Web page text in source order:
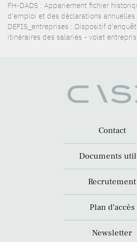
FH-DADS : Appariement fichier
d'emploi et des déclarations annuelles
DEFIS_entreprises : Dispositif
itinéraires des salariés - volet
Contact
Documents
Recrutement
Plan d’accès
Newsletter